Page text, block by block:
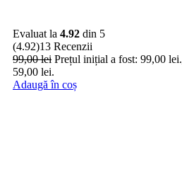
Evaluat la 4.92 din 5
(4.92)13 Recenzii
99,00lei Prețul inițial a fost: 99,00 lei.
59,00 lei.
Adaugă în coș